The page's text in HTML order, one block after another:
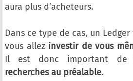
aura plus d’acheteurs.
Dans ce type de cas, un
vous allez investir de vous
Il est donc important de
recherches au préalable.